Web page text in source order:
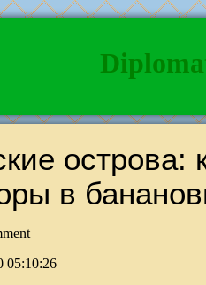
острова:
в
05:10:26